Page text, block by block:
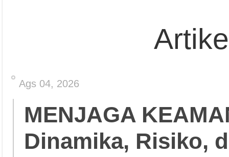
Ags 04, 2026
MENJAGA
Dinamika, Risiko,